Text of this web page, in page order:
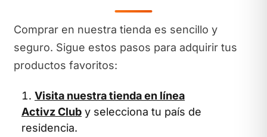
Comprar en nuestra tienda es sencillo y
seguro. Sigue estos pasos para adquirir tus
productos favoritos:
Visita nuestra tienda en línea
Activz Club y selecciona tu país de
residencia.